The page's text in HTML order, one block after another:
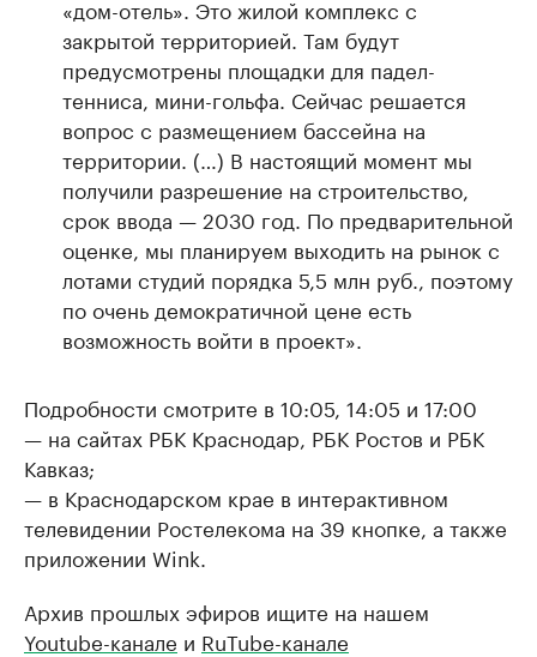
«дом-отель». Это жилой комплекс с
закрытой территорией. Там будут
предусмотрены площадки для падел-
тенниса, мини-гольфа. Сейчас решается
вопрос с размещением бассейна на
территории. (…) В настоящий момент мы
получили разрешение на строительство,
срок ввода — 2030 год. По предварительной
оценке, мы планируем выходить на рынок с
лотами студий порядка 5,5 млн руб., поэтому
по очень демократичной цене есть
возможность войти в проект».
Подробности смотрите в 10:05, 14:05 и 17:00
— на сайтах РБК Краснодар, РБК Ростов и РБК
Кавказ;
— в Краснодарском крае в интерактивном
телевидении Ростелекома на 39 кнопке, а также
приложении Wink.
Архив прошлых эфиров ищите на нашем
Youtube-канале и RuTube-канале